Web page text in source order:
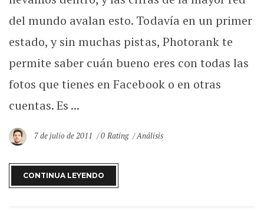
del mundo avalan esto. Todavía en un primer
estado, y sin muchas pistas, Photorank te
permite saber cuán bueno eres con todas las
fotos que tienes en Facebook o en otras
cuentas. Es ...
7 de julio de 2011 0 Rating Análisis
CONTINUA LEYENDO